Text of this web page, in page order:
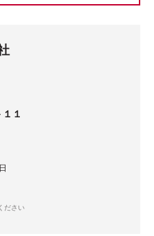
１
ださい